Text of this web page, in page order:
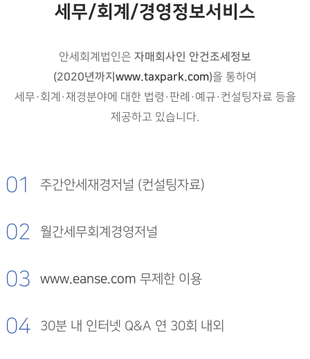
세무/회계/경영정보서비스
안세회계법인은 자매회사인 안건조세정보
(2020년까지 www.taxpark.com)을 통하여
세무·회계·재경분야에 대한 법령·판례·예규·컨설팅자료 등을
제공하고 있습니다.
01 주간안세재경저널 (컨설팅자료)
02 월간세무회계경영저널
03 www.eanse.com 무제한 이용
04 30분 내 인터넷 Q&A 연 30회 내외